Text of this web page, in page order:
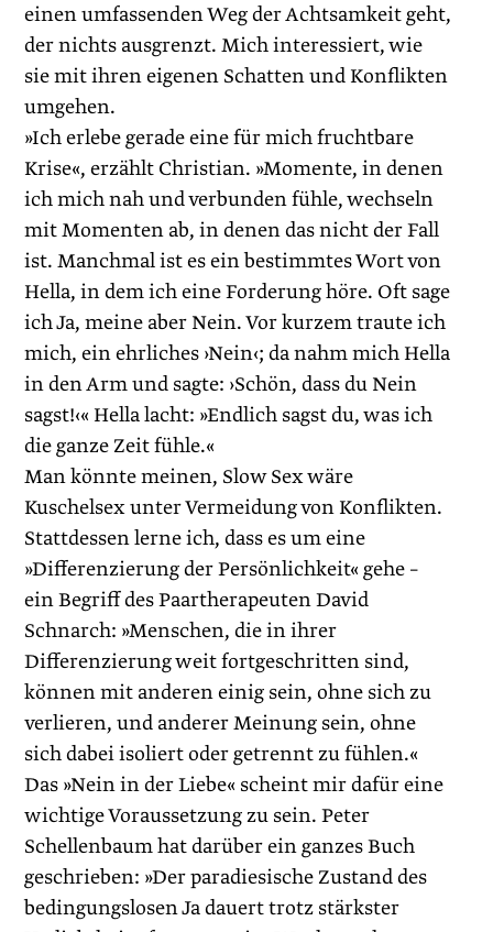
einen umfassenden Weg der Achtsamkeit geht,
der nichts ausgrenzt. Mich interessiert, wie
sie mit ihren eigenen Schatten und Konflikten
umgehen.
»Ich erlebe gerade eine für mich fruchtbare
Krise«, erzählt Christian. »­Momente, in denen
ich mich nah und verbunden fühle, wechseln
mit Momenten ab, in denen das nicht der Fall
ist. Manchmal ist es ein bestimmtes Wort von
Hella, in dem ich eine Forderung höre. Oft sage
ich Ja, meine aber Nein. Vor kurzem traute ich
mich, ein ehrliches ›Nein‹; da nahm mich Hella
in den Arm und sagte: ›Schön, dass du Nein
sagst!‹« Hella lacht: »Endlich sagst du, was ich
die ganze Zeit fühle.«
Man könnte meinen, Slow Sex wäre
Kuschelsex unter Vermeidung von Konflikten.
Stattdessen lerne ich, dass es um eine
»Differenzierung der Persönlichkeit« gehe –
ein Begriff des Paartherapeuten David
Schnarch: »Menschen, die in ihrer
Differenzierung weit fortgeschritten sind,
können mit anderen einig sein, ohne sich zu
verlieren, und anderer Meinung sein, ohne
sich dabei isoliert oder getrennt zu fühlen.«
Das »Nein in der Liebe« scheint mir dafür eine
wichtige Voraussetzung zu sein. Peter
Schellenbaum hat darüber ein ganzes Buch
geschrieben: »Der paradiesische Zustand des
bedingungslosen Ja dauert trotz stärkster